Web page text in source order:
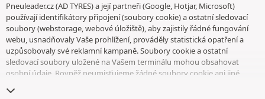
Pneuleader.cz (AD TYRES) a její partneři (Google, Hotjar, Microsoft)
používají identifikátory připojení (soubory cookie) a ostatní sledovací
soubory (webstorage, webové úložiště), aby zajistily řádné fungování
webu, usnadňovaly Vaše prohlížení, prováděly statistická opatření a
uzpůsobovaly své reklamní kampaně. Soubory cookie a ostatní
sledovací soubory uložené na Vašem terminálu mohou obsahovat
osobní údaje. Rovněž neumisťujeme žádné soubory cookie ani jiné
vyjma těch, které jsou nezbytné pro fungování webu. Vaši volbu